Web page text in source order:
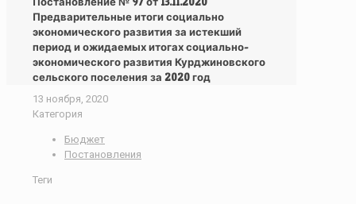
Предварительные итоги социально
экономического развития за истекший
период и ожидаемых итогах социально-
экономического развития Курджиновского
сельского поселения за 2020 год
13 ноября, 2020
Категория
Бюджет
Постановления
Теги